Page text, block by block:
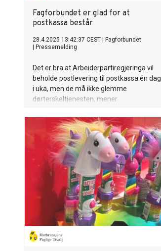
Fagforbundet er glad for at
postkassa består
28.4.2025 13:42:37 CEST
Fagforbundet
Pressemelding
Det er bra at Arbeiderpartiregjeringa vil
beholde postlevering til postkassa én dag
i uka, men de må ikke glemme
dørterskeltjenesten, mener